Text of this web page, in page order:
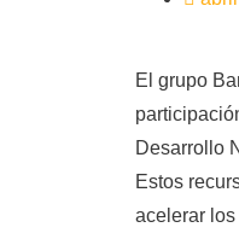
El grupo
Desarrollo
Estos
acelerar